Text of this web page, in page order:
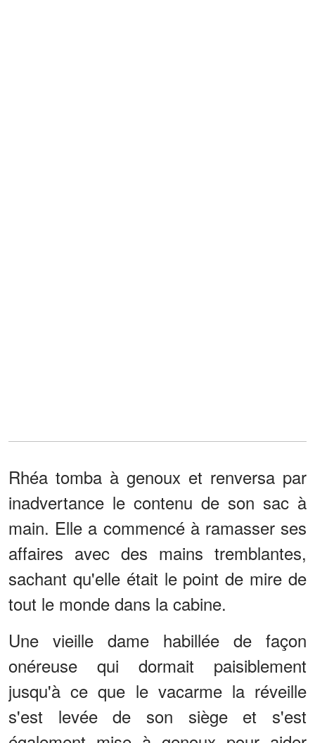
Rhéa tomba à genoux et renversa par
inadvertance le contenu de son sac à
main. Elle a commencé à ramasser ses
affaires avec des mains tremblantes,
sachant qu'elle était le point de mire de
tout le monde dans la cabine.
Une vieille dame habillée de façon
onéreuse qui dormait paisiblement
jusqu'à ce que le vacarme la réveille
s'est levée de son siège et s'est